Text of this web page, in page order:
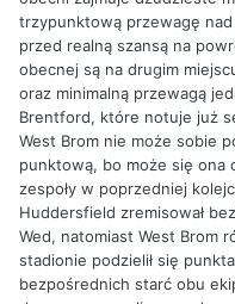
trzypunktową przewagę
przed realną szansą na
obecnej są na drugim
oraz minimalną przewagą
Brentford, które notuje już
West Brom nie może sobie
punktową, bo może się ona
zespoły w poprzedniej
Huddersfield zremisował
Wed, natomiast West Brom
stadionie podzielił się
bezpośrednich starć obu